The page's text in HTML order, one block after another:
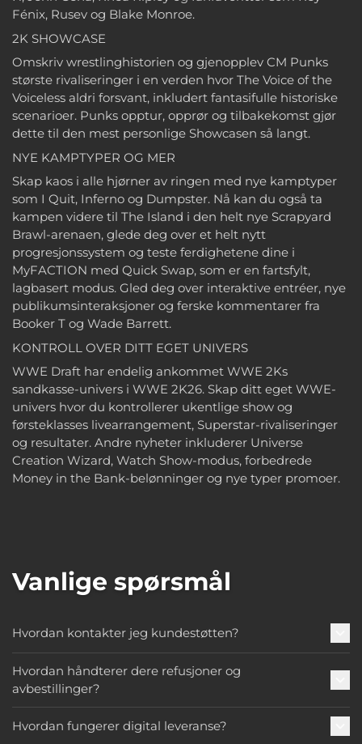
Fénix, Rusev og Blake Monroe.
2K SHOWCASE
Omskriv wrestlinghistorien og gjenopplev CM Punks
største rivaliseringer i en verden hvor The Voice of the
Voiceless aldri forsvant, inkludert fantasifulle historiske
scenarioer. Punks opptur, opprør og tilbakekomst gjør
dette til den mest personlige Showcasen så langt.
NYE KAMPTYPER OG MER
Skap kaos i alle hjørner av ringen med nye kamptyper
som I Quit, Inferno og Dumpster. Nå kan du også ta
kampen videre til The Island i den helt nye Scrapyard
Brawl-arenaen, glede deg over et helt nytt
progresjonssystem og teste ferdighetene dine i
MyFACTION med Quick Swap, som er en fartsfylt,
lagbasert modus. Gled deg over interaktive entréer, nye
publikumsinteraksjoner og ferske kommentarer fra
Booker T og Wade Barrett.
KONTROLL OVER DITT EGET UNIVERS
WWE Draft har endelig ankommet WWE 2Ks
sandkasse-univers i WWE 2K26. Skap ditt eget WWE-
univers hvor du kontrollerer ukentlige show og
førsteklasses livearrangement, Superstar-rivaliseringer
og resultater. Andre nyheter inkluderer Universe
Creation Wizard, Watch Show-modus, forbedrede
Money in the Bank-belønninger og nye typer promoer.
Vanlige spørsmål
Hvordan kontakter jeg kundestøtten?
Hvordan håndterer dere refusjoner og
avbestillinger?
Hvordan fungerer digital leveranse?